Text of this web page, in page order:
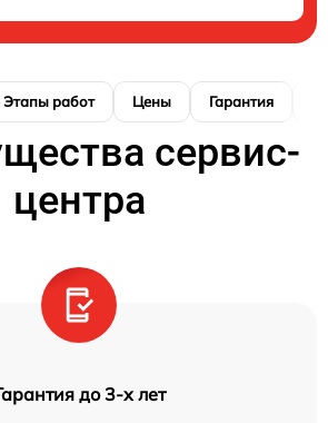
Этапы работ Цены Гарантия
сервис-
центра
до 3-х лет